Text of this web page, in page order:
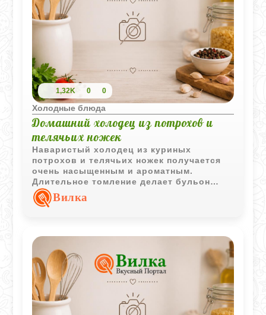
1,32K 0 0
Холодные блюда
Домашний холодец из потрохов и
телячьих ножек
Наваристый холодец из куриных
потрохов и телячьих ножек получается
очень насыщенным и ароматным.
Длительное томление делает бульон
плотным и прозрачным, а чеснок
добавляет блюду выразительный
Вилка